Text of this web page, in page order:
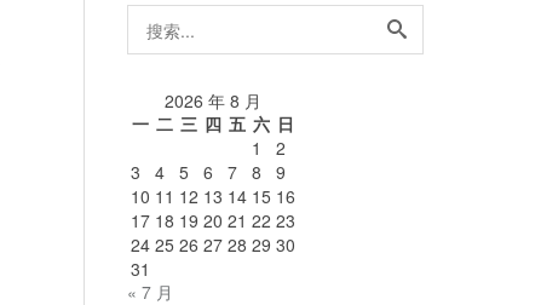
搜
索...
2026 年 8 月
一 二 三 四 五 六 日
1
2
3
4 5 6 7 8
9
10 11 12 13 14 15 16
17 18 19 20 21 22 23
24 25 26 27 28 29 30
31
« 7 月